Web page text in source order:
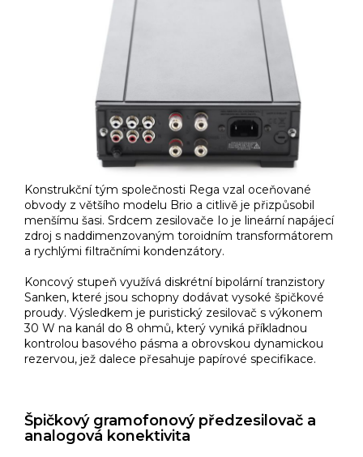
Konstrukční tým společnosti Rega vzal oceňované
obvody z většího modelu Brio a citlivě je přizpůsobil
menšímu šasi. Srdcem zesilovače Io je lineární napájecí
zdroj s naddimenzovaným toroidním transformátorem
a rychlými filtračními kondenzátory.
Koncový stupeň využívá diskrétní bipolární tranzistory
Sanken, které jsou schopny dodávat vysoké špičkové
proudy. Výsledkem je puristický zesilovač s výkonem
30 W na kanál do 8 ohmů, který vyniká příkladnou
kontrolou basového pásma a obrovskou dynamickou
rezervou, jež dalece přesahuje papírové specifikace.
Špičkový gramofonový předzesilovač a
analogová konektivita